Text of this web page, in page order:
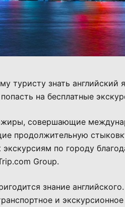
туристу знать
на бесплатные
совершающие
продолжительную
экскурсиям по городу
Group.
знание
и